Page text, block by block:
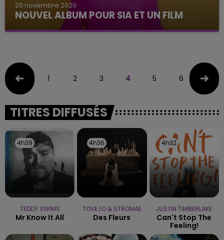
20 novembre 2020
NOUVEL ALBUM POUR SIA ET UN FILM
On l'attendait avec impatience, il est enfin là !
1 2 3 4 5 6 7
TITRES DIFFUSÉS
4h39
4h39
TEDDY SWIMS
Mr Know It All
4h36
4h36
TOVE LO & STROMAE
Des Fleurs
4h32
4h32
JUSTIN TIMBERLAKE
Can't Stop The
Feeling!